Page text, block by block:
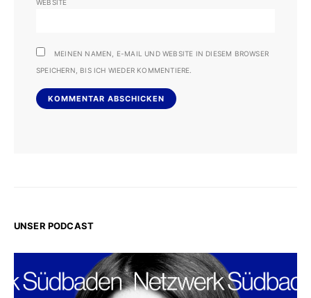
WEBSITE
MEINEN NAMEN, E-MAIL UND WEBSITE IN DIESEM BROWSER
SPEICHERN, BIS ICH WIEDER KOMMENTIERE.
UNSER PODCAST